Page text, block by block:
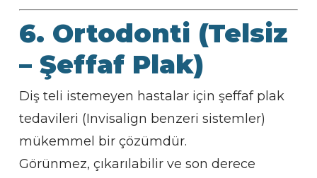
6. Ortodonti (Telsiz
– Şeffaf Plak)
Diş teli istemeyen hastalar için şeffaf plak
tedavileri (Invisalign benzeri sistemler)
mükemmel bir çözümdür.
Görünmez, çıkarılabilir ve son derece